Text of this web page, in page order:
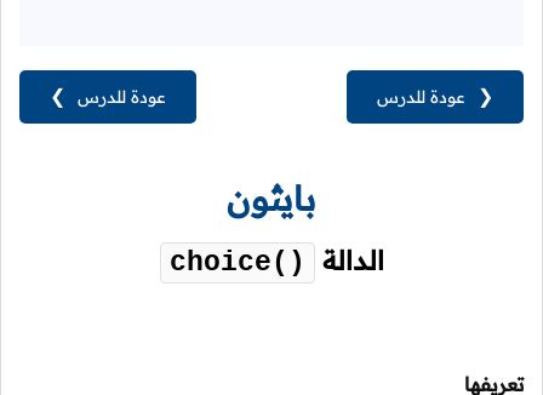
عودة للدرس ❯ ❮ عودة للدرس
بايثون
الدالة choice()
تعريفها